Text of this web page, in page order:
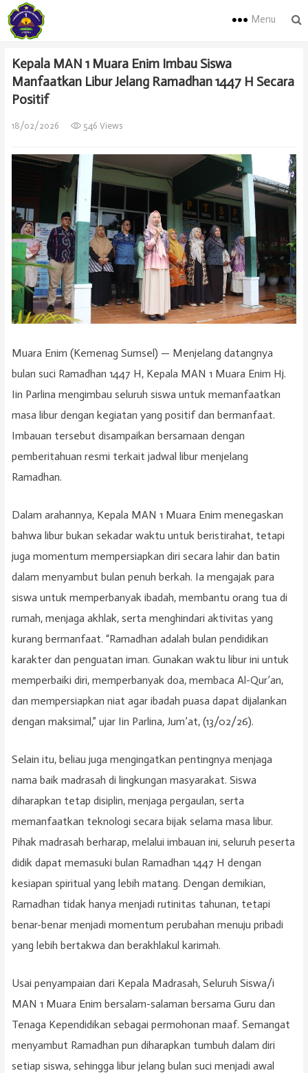
Menu
Kepala MAN 1 Muara Enim Imbau Siswa
Manfaatkan Libur Jelang Ramadhan 1447 H Secara
Positif
18/02/2026 546 Views
Muara Enim (Kemenag Sumsel) — Menjelang datangnya
bulan suci Ramadhan 1447 H, Kepala MAN 1 Muara Enim Hj.
Iin Parlina mengimbau seluruh siswa untuk memanfaatkan
masa libur dengan kegiatan yang positif dan bermanfaat.
Imbauan tersebut disampaikan bersamaan dengan
pemberitahuan resmi terkait jadwal libur menjelang
Ramadhan.
Dalam arahannya, Kepala MAN 1 Muara Enim menegaskan
bahwa libur bukan sekadar waktu untuk beristirahat, tetapi
juga momentum mempersiapkan diri secara lahir dan batin
dalam menyambut bulan penuh berkah. Ia mengajak para
siswa untuk memperbanyak ibadah, membantu orang tua di
rumah, menjaga akhlak, serta menghindari aktivitas yang
kurang bermanfaat. “Ramadhan adalah bulan pendidikan
karakter dan penguatan iman. Gunakan waktu libur ini untuk
memperbaiki diri, memperbanyak doa, membaca Al-Qur’an,
dan mempersiapkan niat agar ibadah puasa dapat dijalankan
dengan maksimal,” ujar Iin Parlina, Jum’at, (13/02/26).
Selain itu, beliau juga mengingatkan pentingnya menjaga
nama baik madrasah di lingkungan masyarakat. Siswa
diharapkan tetap disiplin, menjaga pergaulan, serta
memanfaatkan teknologi secara bijak selama masa libur.
Pihak madrasah berharap, melalui imbauan ini, seluruh peserta
didik dapat memasuki bulan Ramadhan 1447 H dengan
kesiapan spiritual yang lebih matang. Dengan demikian,
Ramadhan tidak hanya menjadi rutinitas tahunan, tetapi
benar-benar menjadi momentum perubahan menuju pribadi
yang lebih bertakwa dan berakhlakul karimah.
Usai penyampaian dari Kepala Madrasah, Seluruh Siswa/i
MAN 1 Muara Enim bersalam-salaman bersama Guru dan
Tenaga Kependidikan sebagai permohonan maaf. Semangat
menyambut Ramadhan pun diharapkan tumbuh dalam diri
setiap siswa, sehingga libur jelang bulan suci menjadi awal